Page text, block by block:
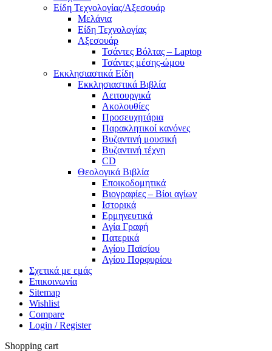
Είδη Τεχνολογίας/Αξεσουάρ
Μελάνια
Είδη Τεχνολογίας
Αξεσουάρ
Τσάντες Βόλτας – Laptop
Τσάντες μέσης-ώμου
Εκκλησιαστικά Είδη
Εκκλησιαστικά Βιβλία
Λειτουργικά
Ακολουθίες
Προσευχητάρια
Παρακλητικοί κανόνες
Βυζαντινή μουσική
Βυζαντινή τέχνη
CD
Θεολογικά Βιβλία
Εποικοδομητικά
Βιογραφίες – Βίοι αγίων
Ιστορικά
Ερμηνευτικά
Αγία Γραφή
Πατερικά
Αγίου Παϊσίου
Αγίου Πορφυρίου
Σχετικά με εμάς
Επικοινωνία
Sitemap
Wishlist
Compare
Login / Register
Shopping cart